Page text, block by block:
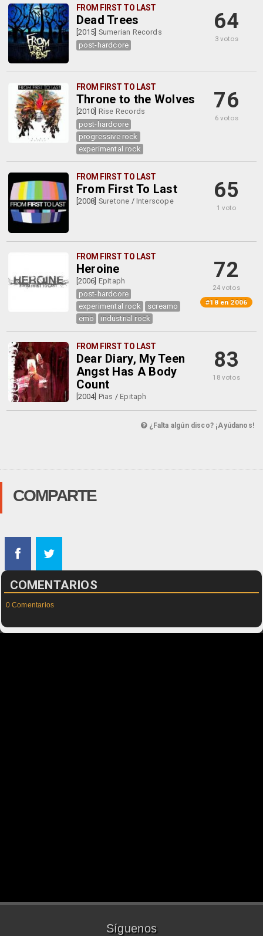
FROM FIRST TO LAST
Dead Trees
[2015] Sumerian Records
post-hardcore
64
3 votos
FROM FIRST TO LAST
Throne to the Wolves
[2010] Rise Records
post-hardcore
progressive rock
experimental rock
76
6 votos
FROM FIRST TO LAST
From First To Last
[2008] Suretone / Interscope 65
1 voto
FROM FIRST TO LAST
Heroine
[2006] Epitaph
post-hardcore
experimental rock
screamo
emo
industrial rock
72
24 votos
#18 en 2006
FROM FIRST TO LAST
Dear Diary, My Teen
Angst Has A Body
Count
[2004] Pias / Epitaph
83
18 votos
¿Falta algún disco? ¡Ayúdanos!
COMPARTE
COMENTARIOS
0 Comentarios
Síguenos